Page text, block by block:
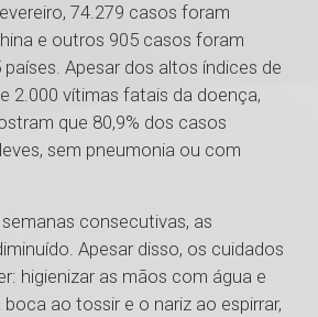
74.279 casos foram
e outros 905 casos foram
Apesar dos altos índices de
2.000 vítimas fatais da doença,
que 80,9% dos casos
sem pneumonia ou com
consecutivas, as
Apesar disso, os cuidados
higienizar as mãos com água e
ao tossir e o nariz ao espirrar,